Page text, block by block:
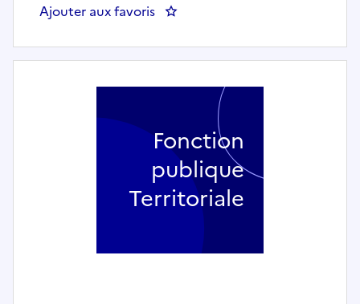
Ajouter aux favoris : DIRECTEUR DES SERVICES
Fonction
publique
Territoriale